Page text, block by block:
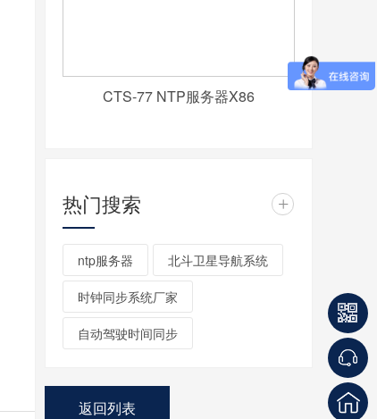
CTS-77 NTP服务器X86
热门搜索 +
ntp服务器 北斗卫星导航系统
时钟同步系统厂家
自动驾驶时间同步
返回列表